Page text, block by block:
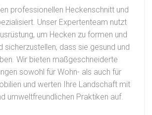
professionellen Heckenschnitt und
Unser Expertenteam nutzt
um Hecken zu formen und
sicherzustellen, dass sie gesund und
Wir bieten maßgeschneiderte
sowohl für Wohn- als auch für
und werten Ihre Landschaft mit
umweltfreundlichen Praktiken auf.